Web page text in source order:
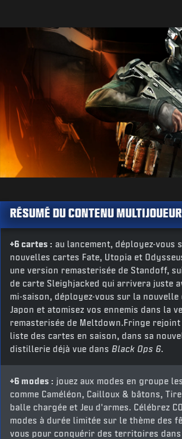
RÉSUMÉ DU CONTENU MULTIJOUEUR
+6 cartes : au lancement, déployez-vous
nouvelles cartes Fate, Utopia et
une version remasterisée de Standoff,
de carte Sleighjacked qui arrivera juste
mi-saison, déployez-vous sur la nouvelle
Japon et atomisez vos ennemis dans la
remasterisée de Meltdown.Fringe rejoint
liste des cartes en saison, dans sa
distillerie déjà vue dans Black Ops 6.
+6 modes : jouez aux modes en groupe
comme Caméléon, Cailloux & bâtons,
balle chargée et Jeu d'armes. Célébrez
modes à durée limitée sur le thème des
vous pour conquérir des territoires dans